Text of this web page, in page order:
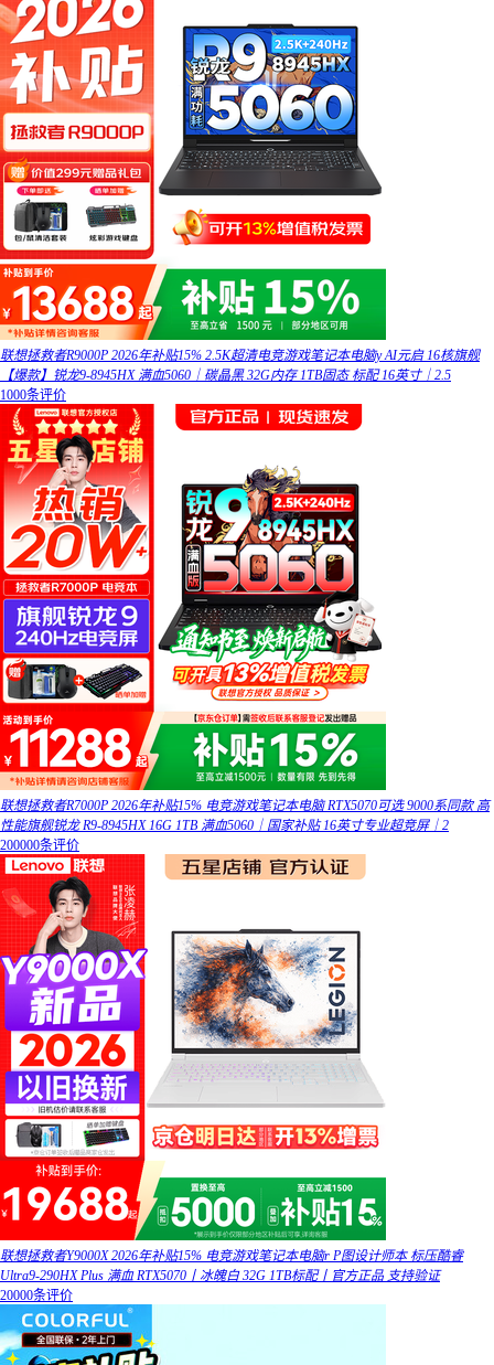
联想拯救者R9000P 2026年补贴15% 2.5K超清电竞游戏笔记本电脑y AI元启 16核旗舰
【爆款】锐龙9-8945HX 满血5060｜碳晶黑 32G内存 1TB固态 标配 16英寸｜2.5
1000条评价
联想拯救者R7000P 2026年补贴15% 电竞游戏笔记本电脑 RTX5070可选 9000系同款 高
性能旗舰锐龙 R9-8945HX 16G 1TB 满血5060｜国家补贴 16英寸专业超竞屏｜2
200000条评价
联想拯救者Y9000X 2026年补贴15% 电竞游戏笔记本电脑r P图设计师本 标压酷睿
Ultra9-290HX Plus 满血 RTX5070丨冰魄白 32G 1TB标配丨官方正品 支持验证
20000条评价